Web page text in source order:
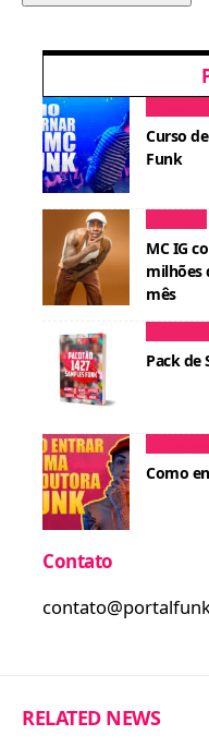
Curso
Funk
MC IG
milhões
mês
Pack de
Como
Contato
RELATED NEWS